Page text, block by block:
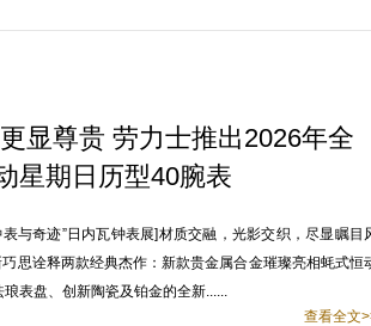
显尊贵 劳力士推出2026年全
星期日历型40腕表
表与奇迹”日内瓦钟表展]材质交融，光影交织，尽显瞩目
思诠释两款经典杰作：新款贵金属合金璀璨亮相蚝式恒
表盘、创新陶瓷及铂金的全新......
查看全文